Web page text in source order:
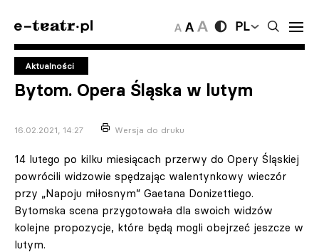
PL
Aktualności
Bytom. Opera Śląska w lutym
16.02.2021, 14:27 Wersja do druku
14 lutego po kilku miesiącach przerwy do Opery Śląskiej
powrócili widzowie spędzając walentynkowy wieczór
przy „Napoju miłosnym” Gaetana Donizettiego.
Bytomska scena przygotowała dla swoich widzów
kolejne propozycje, które będą mogli obejrzeć jeszcze w
lutym.